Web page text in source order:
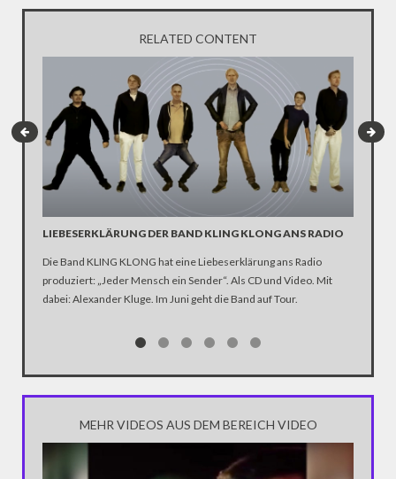
RELATED CONTENT
LIEBESERKLÄRUNG DER BAND KLING KLONG ANS RADIO
Die Band KLING KLONG hat eine Liebeserklärung ans Radio
produziert: „Jeder Mensch ein Sender“. Als CD und Video. Mit
dabei: Alexander Kluge. Im Juni geht die Band auf Tour.
MEHR VIDEOS AUS DEM BEREICH VIDEO